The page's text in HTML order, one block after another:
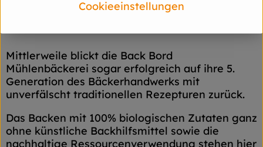
Als Bioland-Vertragsbäckerei steht Back Bord
Mittlerweile blickt die Back Bord
Mühlenbäckerei sogar erfolgreich auf ihre 5.
Generation des Bäckerhandwerks mit
unverfälscht traditionellen Rezepturen zurück.
Das Backen mit 100% biologischen Zutaten ganz
ohne künstliche Backhilfsmittel sowie die
nachhaltige Ressourcenverwendung stehen hier
Cookieeinstellungen